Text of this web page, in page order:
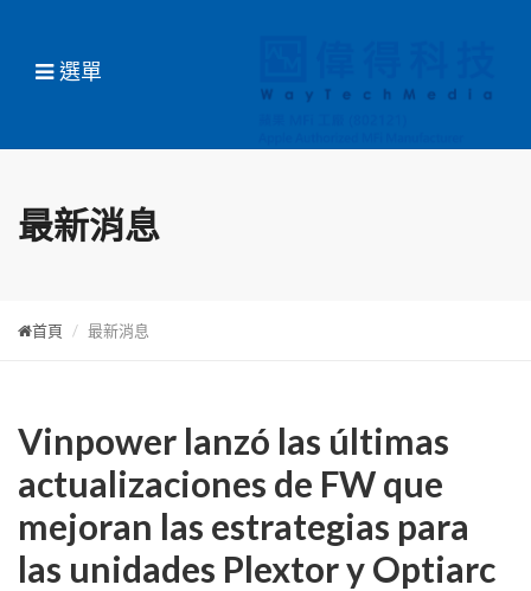
選單
最新消息
首頁 最新消息
Vinpower lanzó las últimas
actualizaciones de FW que
mejoran las estrategias para
las unidades Plextor y Optiarc